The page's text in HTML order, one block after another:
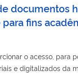
documentos
fins
o acesso, para
e digitalizados da